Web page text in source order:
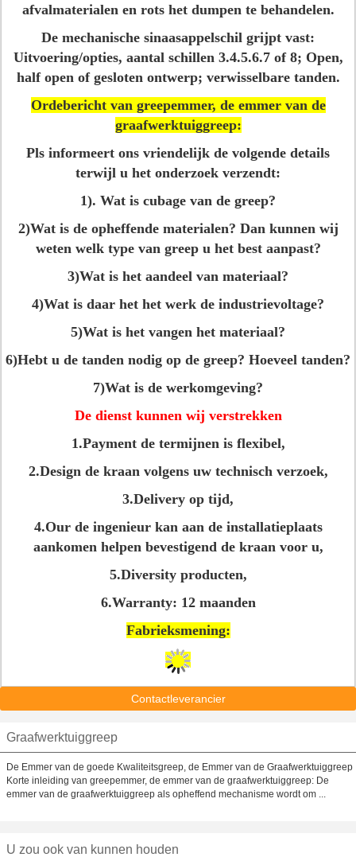
afvalmaterialen en rots het dumpen te behandelen.
De mechanische sinaasappelschil grijpt vast:
Uitvoering/opties, aantal schillen 3.4.5.6.7 of 8; Open,
half open of gesloten ontwerp; verwisselbare tanden.
Ordebericht van greepemmer, de emmer van de
graafwerktuiggreep:
Pls informeert ons vriendelijk de volgende details
terwijl u het onderzoek verzendt:
1). Wat is cubage van de greep?
2)Wat is de opheffende materialen? Dan kunnen wij
weten welk type van greep u het best aanpast?
3)Wat is het aandeel van materiaal?
4)Wat is daar het het werk de industrievoltage?
5)Wat is het vangen het materiaal?
6)Hebt u de tanden nodig op de greep? Hoeveel tanden?
7)Wat is de werkomgeving?
De dienst kunnen wij verstrekken
1.Payment de termijnen is flexibel,
2.Design de kraan volgens uw technisch verzoek,
3.Delivery op tijd,
4.Our de ingenieur kan aan de installatieplaats
aankomen helpen bevestigend de kraan voor u,
5.Diversity producten,
6.Warranty: 12 maanden
Fabrieksmening:
Contactleverancier
Graafwerktuiggreep
De Emmer van de goede Kwaliteitsgreep, de Emmer van de Graafwerktuiggreep
Korte inleiding van greepemmer, de emmer van de graafwerktuiggreep: De
emmer van de graafwerktuiggreep als opheffend mechanisme wordt om ...
U zou ook van kunnen houden